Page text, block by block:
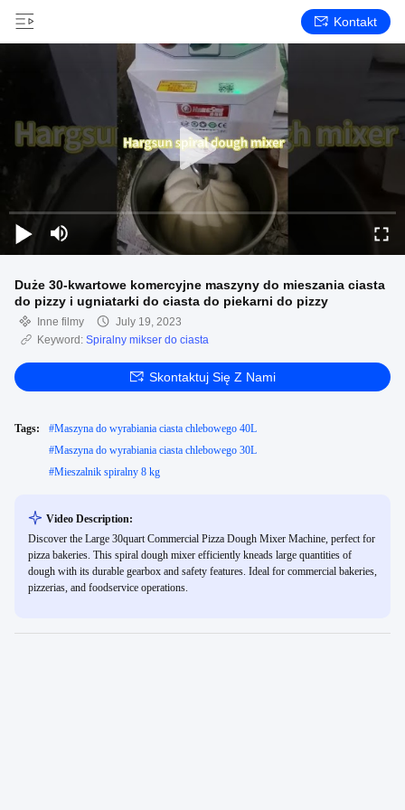
Kontakt
Duże 30-kwartowe komercyjne maszyny do mieszania ciasta
do pizzy i ugniatarki do ciasta do piekarni do pizzy
Inne filmy
July 19, 2023
Keyword: Spiralny mikser do ciasta
Skontaktuj Się Z Nami
Tags: #Maszyna do wyrabiania ciasta chlebowego 40L
#Maszyna do wyrabiania ciasta chlebowego 30L
#Mieszalnik spiralny 8 kg
Video Description:
Discover the Large 30quart Commercial Pizza Dough Mixer Machine, perfect for
pizza bakeries. This spiral dough mixer efficiently kneads large quantities of
dough with its durable gearbox and safety features. Ideal for commercial bakeries,
pizzerias, and foodservice operations.